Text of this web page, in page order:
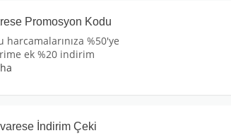
Promosyon Kodu
harcamalarınıza %50'ye
ek %20 indirim
İndirim Çeki